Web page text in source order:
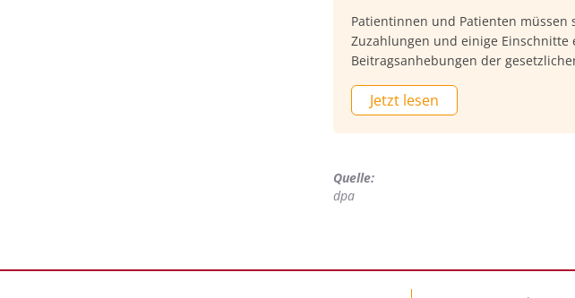
Patientinnen und Patienten müssen
Zuzahlungen und einige Einschnitte
Beitragsanhebungen der
Gesetzespläne von
(CDU) auf den Weg, die dazu auch
Beiträge kleiner ausfallen als zuerst
protestieren gegen Kürzungen von
Jetzt lesen
Quelle:
dpa